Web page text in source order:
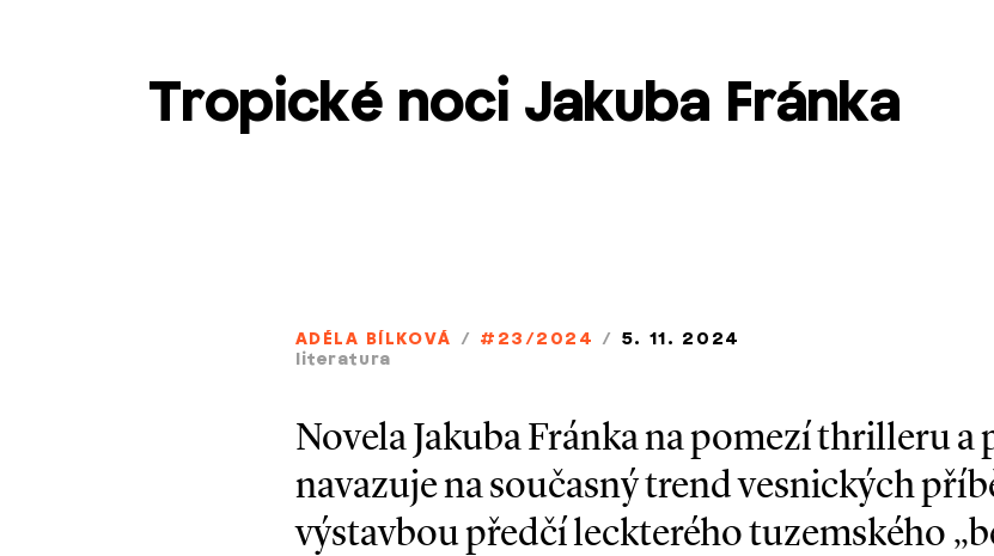
Tropické noci Jakuba Fránka
ADÉLA BÍLKOVÁ / #23/2024 / 5. 11. 2024
literatura
Novela Jakuba Fránka na pomezí thrilleru
navazuje na současný trend vesnických
výstavbou předčí leckterého tuzemského